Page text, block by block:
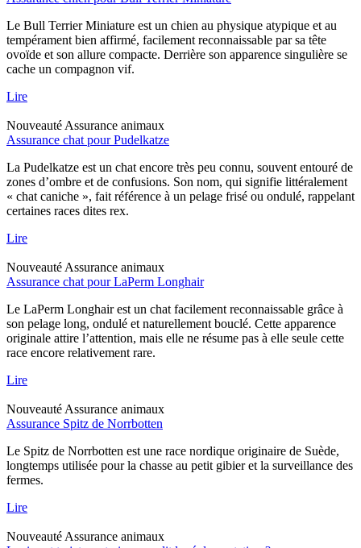
Le Bull Terrier Miniature est un chien au physique atypique et au
tempérament bien affirmé, facilement reconnaissable par sa tête
ovoïde et son allure compacte. Derrière son apparence singulière se
cache un compagnon vif.
Lire
Nouveauté Assurance animaux
Assurance chat pour Pudelkatze
La Pudelkatze est un chat encore très peu connu, souvent entouré de
zones d’ombre et de confusions. Son nom, qui signifie littéralement
« chat caniche », fait référence à un pelage frisé ou ondulé, rappelant
certaines races dites rex.
Lire
Nouveauté Assurance animaux
Assurance chat pour LaPerm Longhair
Le LaPerm Longhair est un chat facilement reconnaissable grâce à
son pelage long, ondulé et naturellement bouclé. Cette apparence
originale attire l’attention, mais elle ne résume pas à elle seule cette
race encore relativement rare.
Lire
Nouveauté Assurance animaux
Assurance Spitz de Norrbotten
Le Spitz de Norrbotten est une race nordique originaire de Suède,
longtemps utilisée pour la chasse au petit gibier et la surveillance des
fermes.
Lire
Nouveauté Assurance animaux